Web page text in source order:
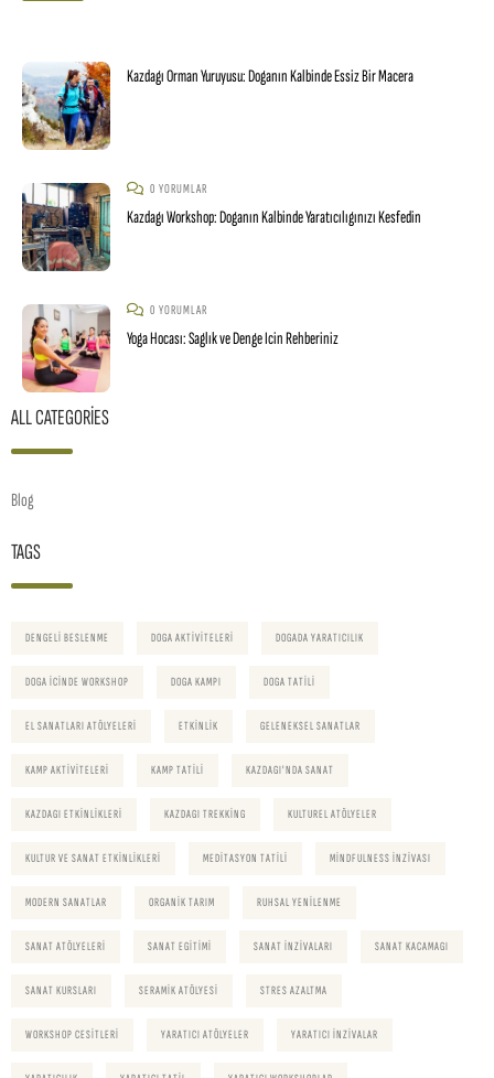
Kazdagı Orman Yuruyusu: Doganın Kalbinde Essiz Bir Macera
0 YORUMLAR
Kazdagı Workshop: Doganın Kalbinde Yaratıcılıgınızı Kesfedin
0 YORUMLAR
Yoga Hocası: Saglık ve Denge Icin Rehberiniz
ALL CATEGORIES
Blog
TAGS
DENGELI BESLENME DOGA AKTIVITELERI DOGADA YARATICILIK
DOGA ICINDE WORKSHOP DOGA KAMPI DOGA TATILI
EL SANATLARI ATÖLYELERI ETKINLIK GELENEKSEL SANATLAR
KAMP AKTIVITELERI KAMP TATILI KAZDAGI'NDA SANAT
KAZDAGI ETKINLIKLERI KAZDAGI TREKKING KULTUREL ATÖLYELER
KULTUR VE SANAT ETKINLIKLERI MEDITASYON TATILI MINDFULNESS INZIVASI
MODERN SANATLAR ORGANIK TARIM RUHSAL YENILENME
SANAT ATÖLYELERI SANAT EGITIMI SANAT INZIVALARI SANAT KACAMAGI
SANAT KURSLARI SERAMIK ATÖLYESI STRES AZALTMA
WORKSHOP CESITLERI YARATICI ATÖLYELER YARATICI INZIVALAR